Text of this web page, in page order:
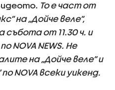
То е част от
на „Дойче веле“,
събота от 11.30 ч. и
NOVA NEWS. Не
на „Дойче веле“ и
NOVA всеки уикенд.